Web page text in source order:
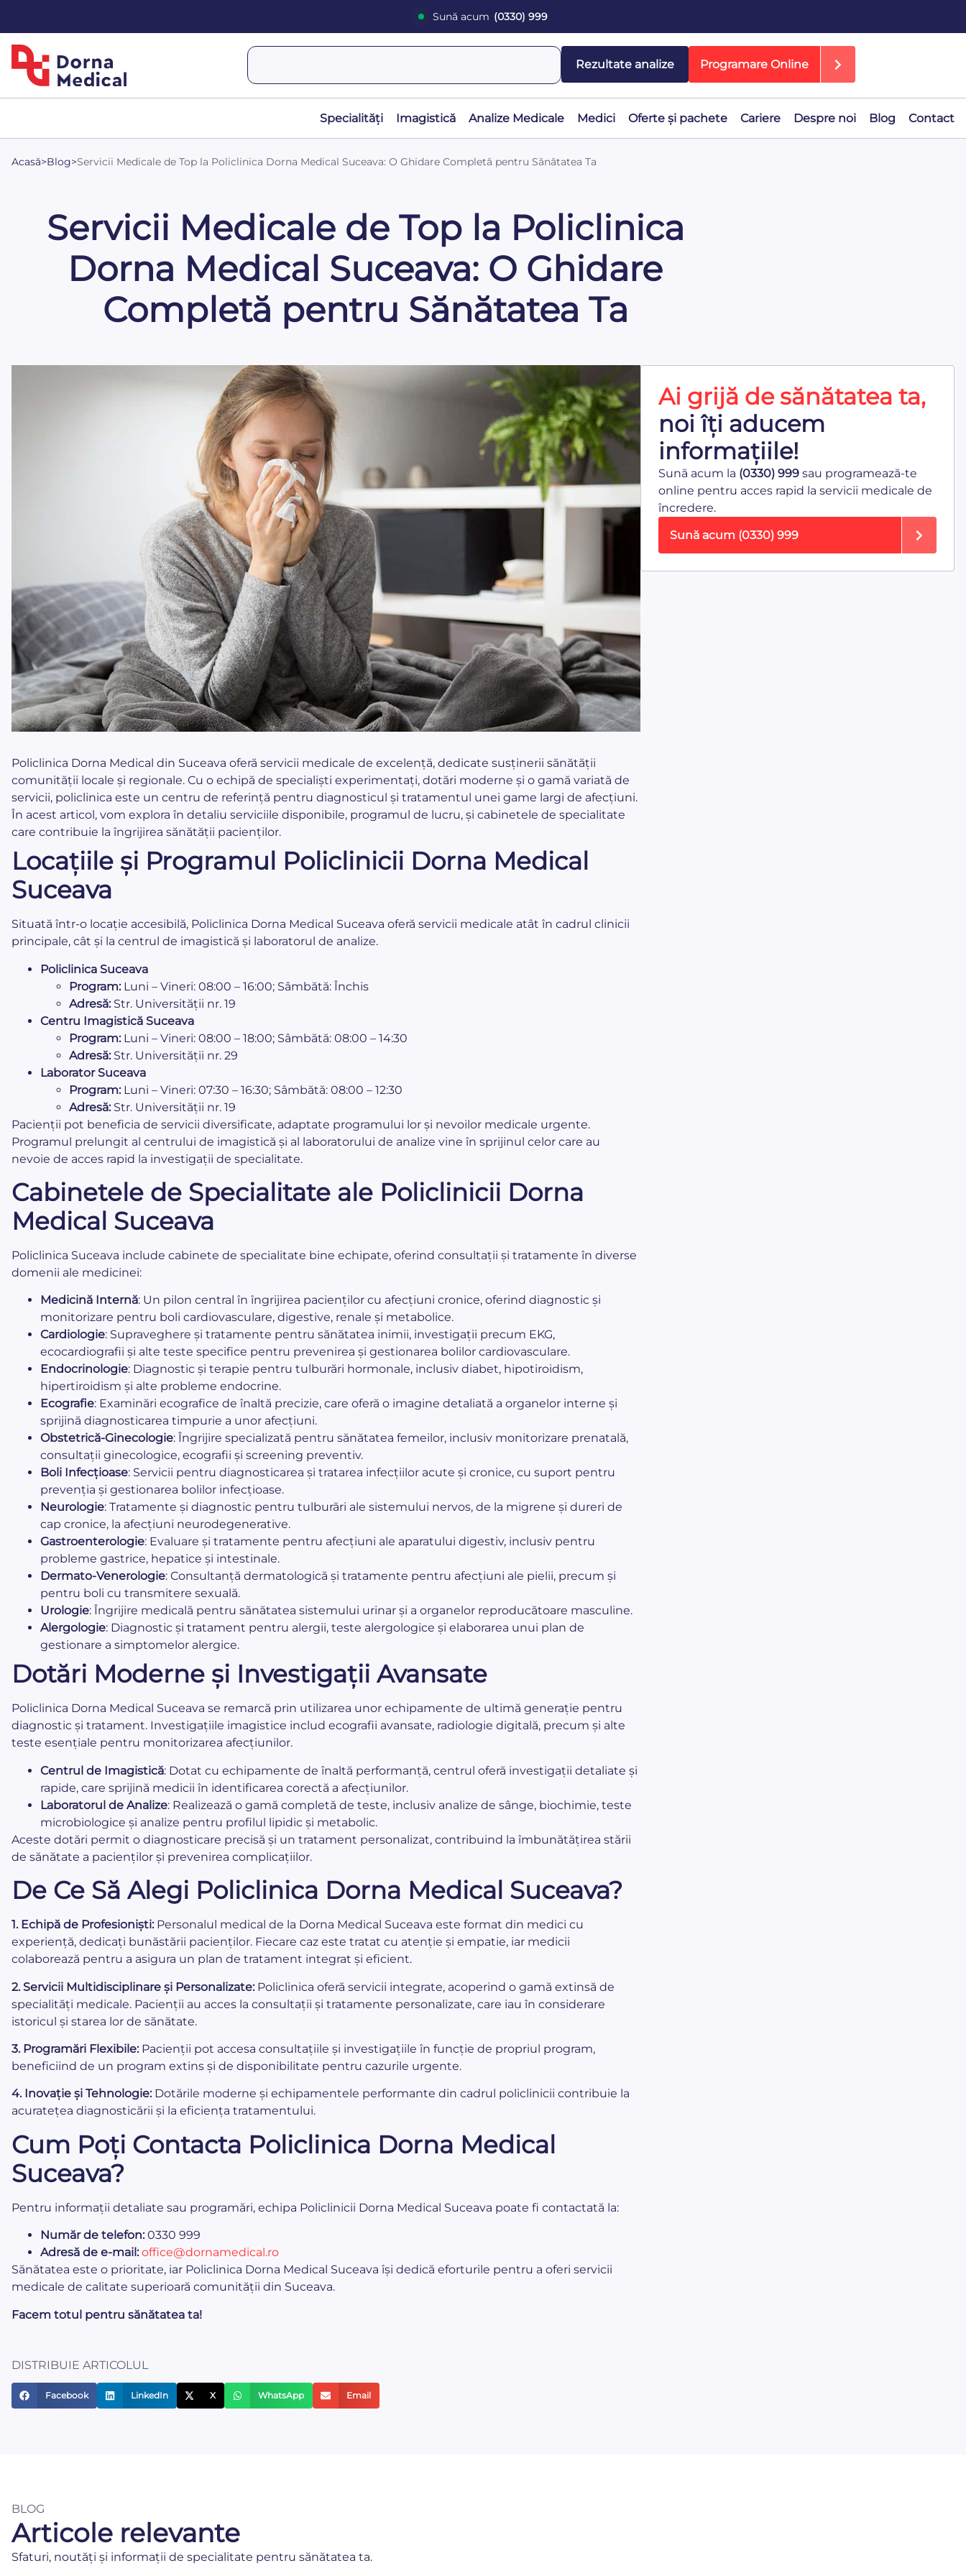
Sună acum (0330) 999
Rezultate analize Programare Online
Specialități Imagistică Analize Medicale Medici Oferte și pachete Cariere Despre noi Blog Contact
Acasă>Blog>Servicii Medicale de Top la Policlinica Dorna Medical Suceava: O Ghidare Completă pentru Sănătatea Ta
Servicii Medicale de Top la Policlinica
Dorna Medical Suceava: O Ghidare
Completă pentru Sănătatea Ta
Policlinica Dorna Medical din Suceava oferă servicii medicale de excelență, dedicate susținerii sănătății
comunității locale și regionale. Cu o echipă de specialiști experimentați, dotări moderne și o gamă variată de
servicii, policlinica este un centru de referință pentru diagnosticul și tratamentul unei game largi de afecțiuni.
În acest articol, vom explora în detaliu serviciile disponibile, programul de lucru, și cabinetele de specialitate
care contribuie la îngrijirea sănătății pacienților.
Locațiile și Programul Policlinicii Dorna Medical
Suceava
Situată într-o locație accesibilă, Policlinica Dorna Medical Suceava oferă servicii medicale atât în cadrul clinicii
principale, cât și la centrul de imagistică și laboratorul de analize.
Policlinica Suceava
Program:Luni – Vineri: 08:00 – 16:00; Sâmbătă: Închis
Adresă:Str. Universității nr. 19
Centru Imagistică Suceava
Program:Luni – Vineri: 08:00 – 18:00; Sâmbătă: 08:00 – 14:30
Adresă:Str. Universității nr. 29
Laborator Suceava
Program:Luni – Vineri: 07:30 – 16:30; Sâmbătă: 08:00 – 12:30
Adresă:Str. Universității nr. 19
Pacienții pot beneficia de servicii diversificate, adaptate programului lor și nevoilor medicale urgente.
Programul prelungit al centrului de imagistică și al laboratorului de analize vine în sprijinul celor care au
nevoie de acces rapid la investigații de specialitate.
Cabinetele de Specialitate ale Policlinicii Dorna
Medical Suceava
Policlinica Suceava include cabinete de specialitate bine echipate, oferind consultații și tratamente în diverse
domenii ale medicinei:
Medicină Internă: Un pilon central în îngrijirea pacienților cu afecțiuni cronice, oferind diagnostic și
monitorizare pentru boli cardiovasculare, digestive, renale și metabolice.
Cardiologie: Supraveghere și tratamente pentru sănătatea inimii, investigații precum EKG,
ecocardiografii și alte teste specifice pentru prevenirea și gestionarea bolilor cardiovasculare.
Endocrinologie: Diagnostic și terapie pentru tulburări hormonale, inclusiv diabet, hipotiroidism,
hipertiroidism și alte probleme endocrine.
Ecografie: Examinări ecografice de înaltă precizie, care oferă o imagine detaliată a organelor interne și
sprijină diagnosticarea timpurie a unor afecțiuni.
Obstetrică-Ginecologie: Îngrijire specializată pentru sănătatea femeilor, inclusiv monitorizare prenatală,
consultații ginecologice, ecografii și screening preventiv.
Boli Infecțioase: Servicii pentru diagnosticarea și tratarea infecțiilor acute și cronice, cu suport pentru
prevenția și gestionarea bolilor infecțioase.
Neurologie: Tratamente și diagnostic pentru tulburări ale sistemului nervos, de la migrene și dureri de
cap cronice, la afecțiuni neurodegenerative.
Gastroenterologie: Evaluare și tratamente pentru afecțiuni ale aparatului digestiv, inclusiv pentru
probleme gastrice, hepatice și intestinale.
Dermato-Venerologie: Consultanță dermatologică și tratamente pentru afecțiuni ale pielii, precum și
pentru boli cu transmitere sexuală.
Urologie: Îngrijire medicală pentru sănătatea sistemului urinar și a organelor reproducătoare masculine.
Alergologie: Diagnostic și tratament pentru alergii, teste alergologice și elaborarea unui plan de
gestionare a simptomelor alergice.
Dotări Moderne și Investigații Avansate
Policlinica Dorna Medical Suceava se remarcă prin utilizarea unor echipamente de ultimă generație pentru
diagnostic și tratament. Investigațiile imagistice includ ecografii avansate, radiologie digitală, precum și alte
teste esențiale pentru monitorizarea afecțiunilor.
Centrul de Imagistică: Dotat cu echipamente de înaltă performanță, centrul oferă investigații detaliate și
rapide, care sprijină medicii în identificarea corectă a afecțiunilor.
Laboratorul de Analize: Realizează o gamă completă de teste, inclusiv analize de sânge, biochimie, teste
microbiologice și analize pentru profilul lipidic și metabolic.
Aceste dotări permit o diagnosticare precisă și un tratament personalizat, contribuind la îmbunătățirea stării
de sănătate a pacienților și prevenirea complicațiilor.
De Ce Să Alegi Policlinica Dorna Medical Suceava?
1. Echipă de Profesioniști:Personalul medical de la Dorna Medical Suceava este format din medici cu
experiență, dedicați bunăstării pacienților. Fiecare caz este tratat cu atenție și empatie, iar medicii
colaborează pentru a asigura un plan de tratament integrat și eficient.
2. Servicii Multidisciplinare și Personalizate:Policlinica oferă servicii integrate, acoperind o gamă extinsă de
specialități medicale. Pacienții au acces la consultații și tratamente personalizate, care iau în considerare
istoricul și starea lor de sănătate.
3. Programări Flexibile:Pacienții pot accesa consultațiile și investigațiile în funcție de propriul program,
beneficiind de un program extins și de disponibilitate pentru cazurile urgente.
4. Inovație și Tehnologie:Dotările moderne și echipamentele performante din cadrul policlinicii contribuie la
acuratețea diagnosticării și la eficiența tratamentului.
Cum Poți Contacta Policlinica Dorna Medical
Suceava?
Pentru informații detaliate sau programări, echipa Policlinicii Dorna Medical Suceava poate fi contactată la:
Număr de telefon:0330 999
Adresă de e-mail: office@dornamedical.ro
Sănătatea este o prioritate, iar Policlinica Dorna Medical Suceava își dedică eforturile pentru a oferi servicii
medicale de calitate superioară comunității din Suceava.
Facem totul pentru sănătatea ta!
DISTRIBUIE ARTICOLUL
Facebook LinkedIn X WhatsApp Email
Ai grijă de sănătatea ta,
noi îți aducem
informațiile!
Sună acum la (0330) 999sau programează-te
online pentru acces rapid la servicii medicale de
încredere.
Sună acum (0330) 999
BLOG
Articole relevante
Sfaturi, noutăți și informații de specialitate pentru sănătatea ta.